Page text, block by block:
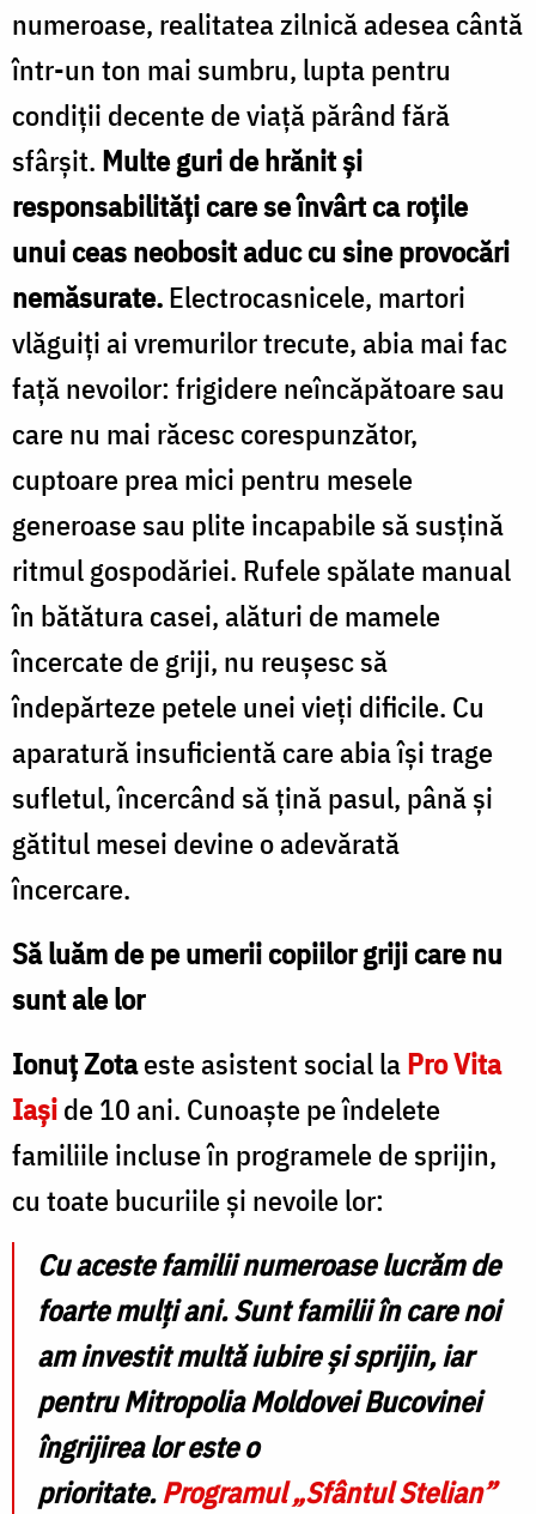
numeroase, realitatea zilnică adesea cântă
într-un ton mai sumbru, lupta pentru
condiții decente de viață părând fără
sfârșit. Multe guri de hrănit și
responsabilități care se învârt ca roțile
unui ceas neobosit aduc cu sine provocări
nemăsurate.Electrocasnicele, martori
vlăguiți ai vremurilor trecute, abia mai fac
față nevoilor: frigidere neîncăpătoare sau
care nu mai răcesc corespunzător,
cuptoare prea mici pentru mesele
generoase sau plite incapabile să susțină
ritmul gospodăriei. Rufele spălate manual
în bătătura casei, alături de mamele
încercate de griji, nu reușesc să
îndepărteze petele unei vieți dificile. Cu
aparatură insuficientă care abia își trage
sufletul, încercând să țină pasul, până și
gătitul mesei devine o adevărată
încercare.
Să luăm de pe umerii copiilor griji care nu
sunt ale lor
Ionuț Zotaeste asistent social laPro Vita
Iașide 10 ani. Cunoaște pe îndelete
familiile incluse în programele de sprijin,
cu toate bucuriile și nevoile lor:
Cu aceste familii numeroase lucrăm de
foarte mulți ani. Sunt familii în care noi
am investit multă iubire și sprijin, iar
pentru Mitropolia Moldovei Bucovinei
îngrijirea lor este o
prioritate.Programul „Sfântul Stelian”